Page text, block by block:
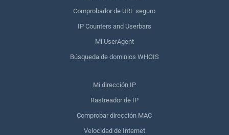
Comprobador de URL seguro
IP Counters and Userbars
Mi UserAgent
Búsqueda de dominios WHOIS
Mi dirección IP
Rastreador de IP
Comprobar dirección MAC
Velocidad de Internet